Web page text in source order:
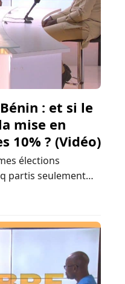
: et si le
mise en
10% ? (Vidéo)
élections
partis seulement
à la compétition